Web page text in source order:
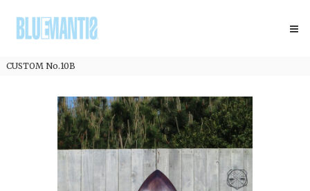
ツ
BLUEMANTIS
CUSTOM No.10B